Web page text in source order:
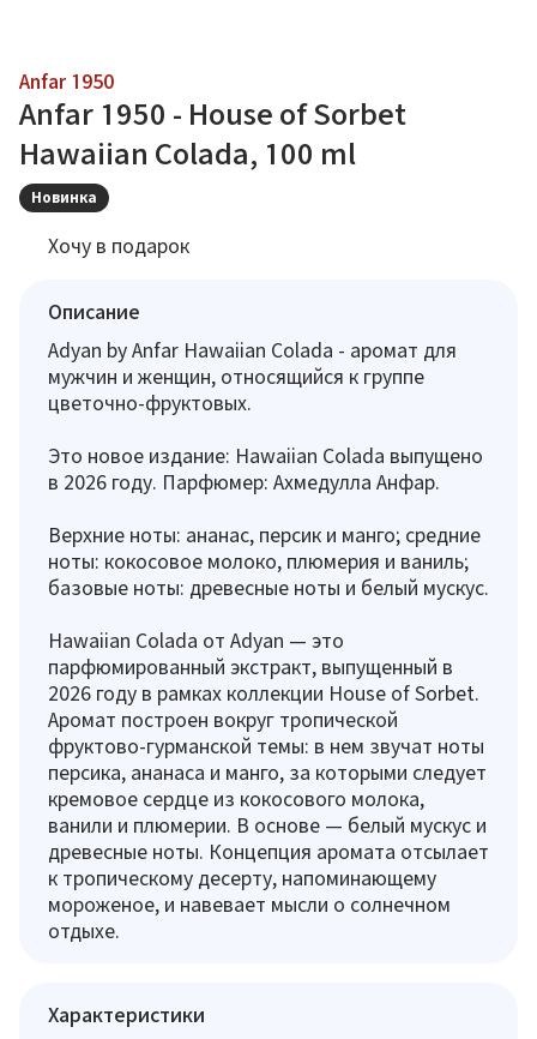
Anfar 1950
Anfar 1950 - House of Sorbet
Hawaiian Colada, 100 ml
Новинка
Хочу в подарок
Описание
Adyan by Anfar Hawaiian Colada - аромат для
мужчин и женщин, относящийся к группе
цветочно-фруктовых.
Это новое издание: Hawaiian Colada выпущено
в 2026 году. Парфюмер: Ахмедулла Анфар.
Верхние ноты: ананас, персик и манго; средние
ноты: кокосовое молоко, плюмерия и ваниль;
базовые ноты: древесные ноты и белый мускус.
Hawaiian Colada от Adyan — это
парфюмированный экстракт, выпущенный в
2026 году в рамках коллекции House of Sorbet.
Аромат построен вокруг тропической
фруктово-гурманской темы: в нем звучат ноты
персика, ананаса и манго, за которыми следует
кремовое сердце из кокосового молока,
ванили и плюмерии. В основе — белый мускус и
древесные ноты. Концепция аромата отсылает
к тропическому десерту, напоминающему
мороженое, и навевает мысли о солнечном
отдыхе.
Характеристики